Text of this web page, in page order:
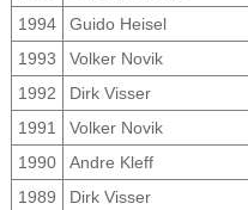
1994
Guido Heisel
1993
Volker Novik
1992
Dirk Visser
1991
Volker Novik
1990
Andre Kleff
1989
Dirk Visser